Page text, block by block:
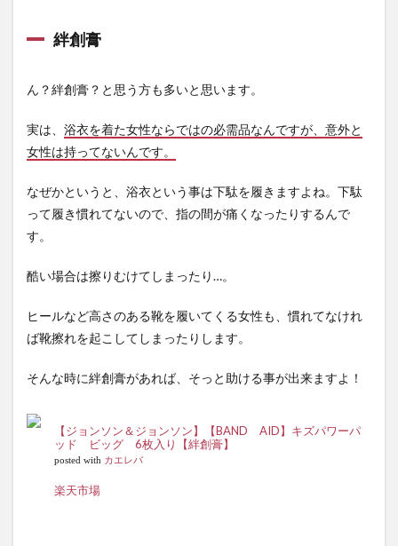
絆創膏
ん？絆創膏？と思う方も多いと思います。
実は、 浴衣を着た女性ならではの必需品なんですが、意外と
女性は持ってないんです。
なぜかというと、浴衣という事は下駄を履きますよね。下駄
って履き慣れてないので、指の間が痛くなったりするんで
す。
酷い場合は擦りむけてしまったり…。
ヒールなど高さのある靴を履いてくる女性も、慣れてなけれ
ば靴擦れを起こしてしまったりします。
そんな時に絆創膏があれば、そっと助ける事が出来ますよ！
【ジョンソン＆ジョンソン】【BAND AID】キズパワーパ
ッド ビッグ 6枚入り【絆創膏】
posted with カエレバ
楽天市場